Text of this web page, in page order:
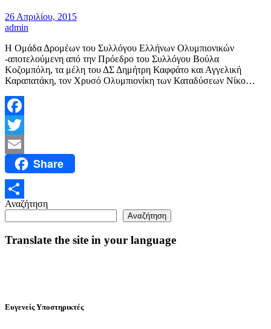
26 Απριλίου, 2015
admin
Η Ομάδα Δρομέων του Συλλόγου Ελλήνων Ολυμπιονικών
-αποτελούμενη από την Πρόεδρο του Συλλόγου Βούλα
Κοζομπόλη, τα μέλη του ΔΣ Δημήτρη Καφφάτο και Αγγελική
Καραπατάκη, τον Χρυσό Ολυμπιονίκη των Καταδύσεων Νίκο…
Facebook
Twitter
Email Share
Μοιραστείτε
Αναζήτηση
Αναζήτηση
Translate the site in your language
Ευγενείς Υποστηρικτές